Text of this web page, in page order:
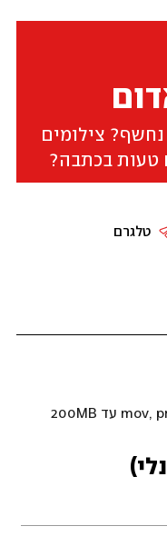
צילומים
טעות בכתבה?
טלגרם